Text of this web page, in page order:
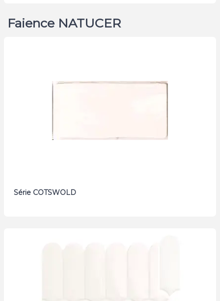
Faience NATUCER
Série COTSWOLD